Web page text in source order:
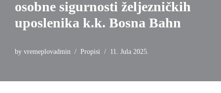
osobne sigurnosti željezničkih
uposlenika k.k. Bosna Bahn
by vremeplovadmin Propisi 11. Jula 2025.